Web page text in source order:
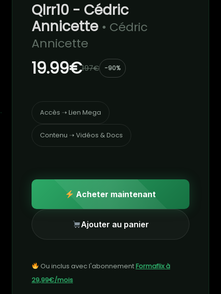
Qlrr10 - Cédric
Annicette • Cédric
Annicette
19.99€197€ -90%
Accès ➝ Lien Mega
Contenu ➝ Vidéos & Docs
Acheter maintenant
Ajouter au panier
Ou inclus avec l'abonnementFormaflix à
29,99€/mois